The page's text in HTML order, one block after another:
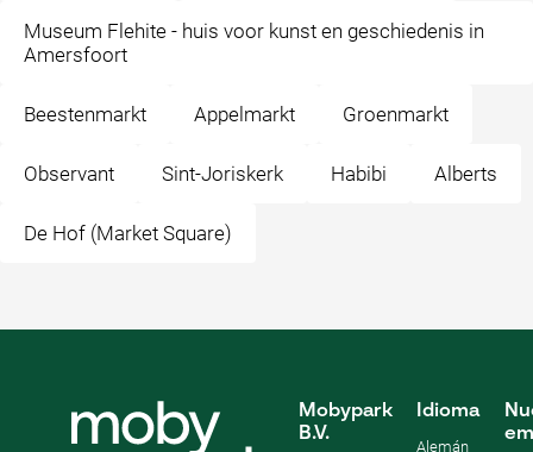
Museum Flehite - huis voor kunst en geschiedenis in
Amersfoort
Beestenmarkt Appelmarkt Groenmarkt
Observant Sint-Joriskerk Habibi Alberts
De Hof (Market Square)
Mobypark
B.V.
Idioma
Alemán